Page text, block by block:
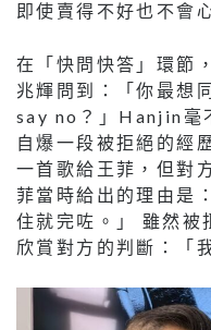
即使賣得不好也不會
在「快問快答」環節
兆輝問到：「你最想
say no？」Hanjin毫
自爆一段被拒絕的經
一首歌給王菲，但對
菲當時給出的理由是
住就完咗。」 雖然
欣賞對方的判斷：「